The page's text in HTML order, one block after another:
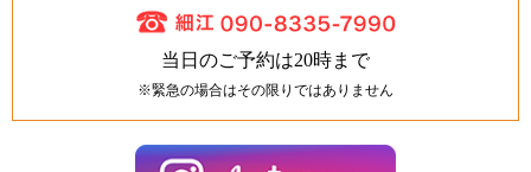
当日のご予約は20時まで
※緊急の場合はその限りではありません